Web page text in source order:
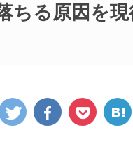
ちる原因を